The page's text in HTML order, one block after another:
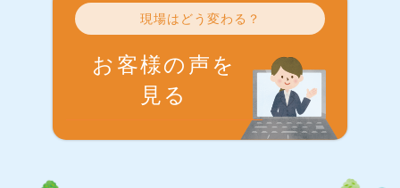
現場はどう変わる？
お客様の声を
見る